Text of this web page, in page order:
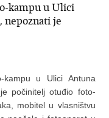
kampu u Ulici
nepoznati je
u Ulici Antuna
počinitelj otuđio foto-
mobitel u vlasništvu